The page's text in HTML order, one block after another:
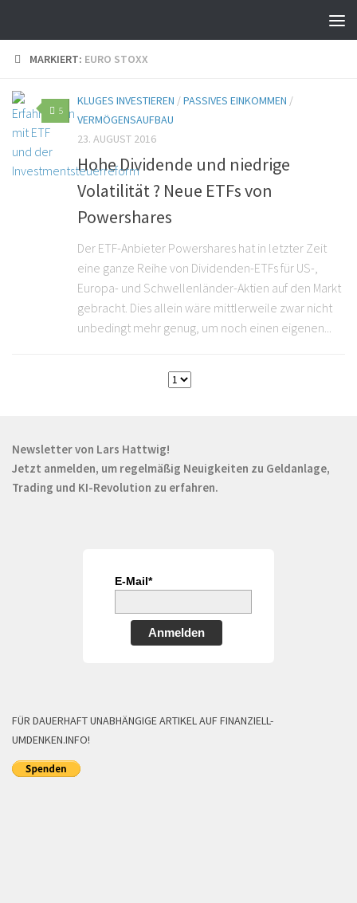
MARKIERT: EURO STOXX
5
KLUGES INVESTIEREN /PASSIVES EINKOMMEN /
VERMÖGENSAUFBAU
23. AUGUST 2016
Hohe Dividende und niedrige
Volatilität ? Neue ETFs von
Powershares
Der ETF-Anbieter Powershares hat in letzter Zeit
eine ganze Reihe von Dividenden-ETFs für US-,
Europa- und Schwellenländer-Aktien auf den Markt
gebracht. Dies allein wäre mittlerweile zwar nicht
unbedingt mehr genug, um noch einen eigenen...
Newsletter von Lars Hattwig!
Jetzt anmelden, um regelmäßig Neuigkeiten zu Geldanlage,
Trading und KI-Revolution zu erfahren.
E-Mail*
Anmelden
FÜR DAUERHAFT UNABHÄNGIGE ARTIKEL AUF FINANZIELL-
UMDENKEN.INFO!